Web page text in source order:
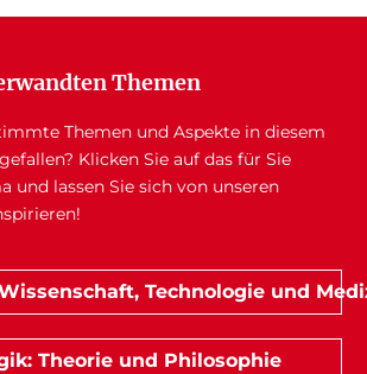
Themen
Themen und Aspekte in diesem
Klicken Sie auf das für Sie
und lassen Sie sich von unseren
Technologie und
Theorie und Philosophie